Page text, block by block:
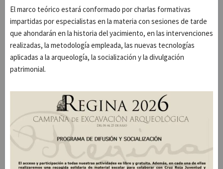
El marco teórico estará conformado por charlas formativas
impartidas por especialistas en la materia con sesiones de tarde
que ahondarán en la historia del yacimiento, en las intervenciones
realizadas, la metodología empleada, las nuevas tecnologías
aplicadas a la arqueología, la socialización y la divulgación
patrimonial.